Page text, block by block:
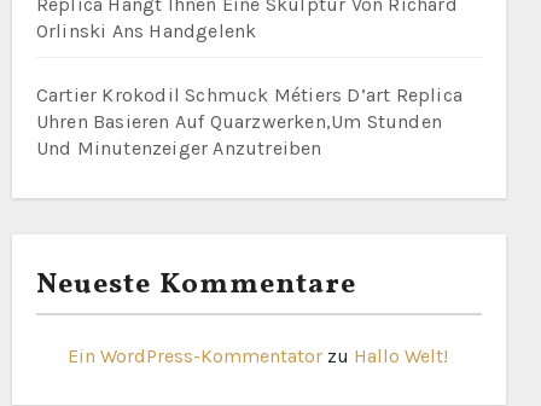
Orlinski Ans Handgelenk
Cartier Krokodil Schmuck Métiers D’art Replica
Uhren Basieren Auf Quarzwerken,Um Stunden
Und Minutenzeiger Anzutreiben
Neueste Kommentare
Ein WordPress-Kommentatorzu Hallo Welt!